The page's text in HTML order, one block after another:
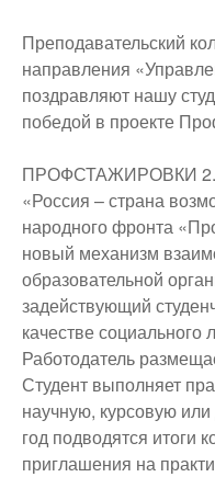
Преподавательский
направления
поздравляют нашу
победой в проекте
ПРОФСТАЖИРОВКИ
«Россия – страна
народного фронта
новый механизм
образовательной
задействующий
качестве
Работодатель
Студент выполняет
научную, курсовую
год подводятся итоги
приглашения на